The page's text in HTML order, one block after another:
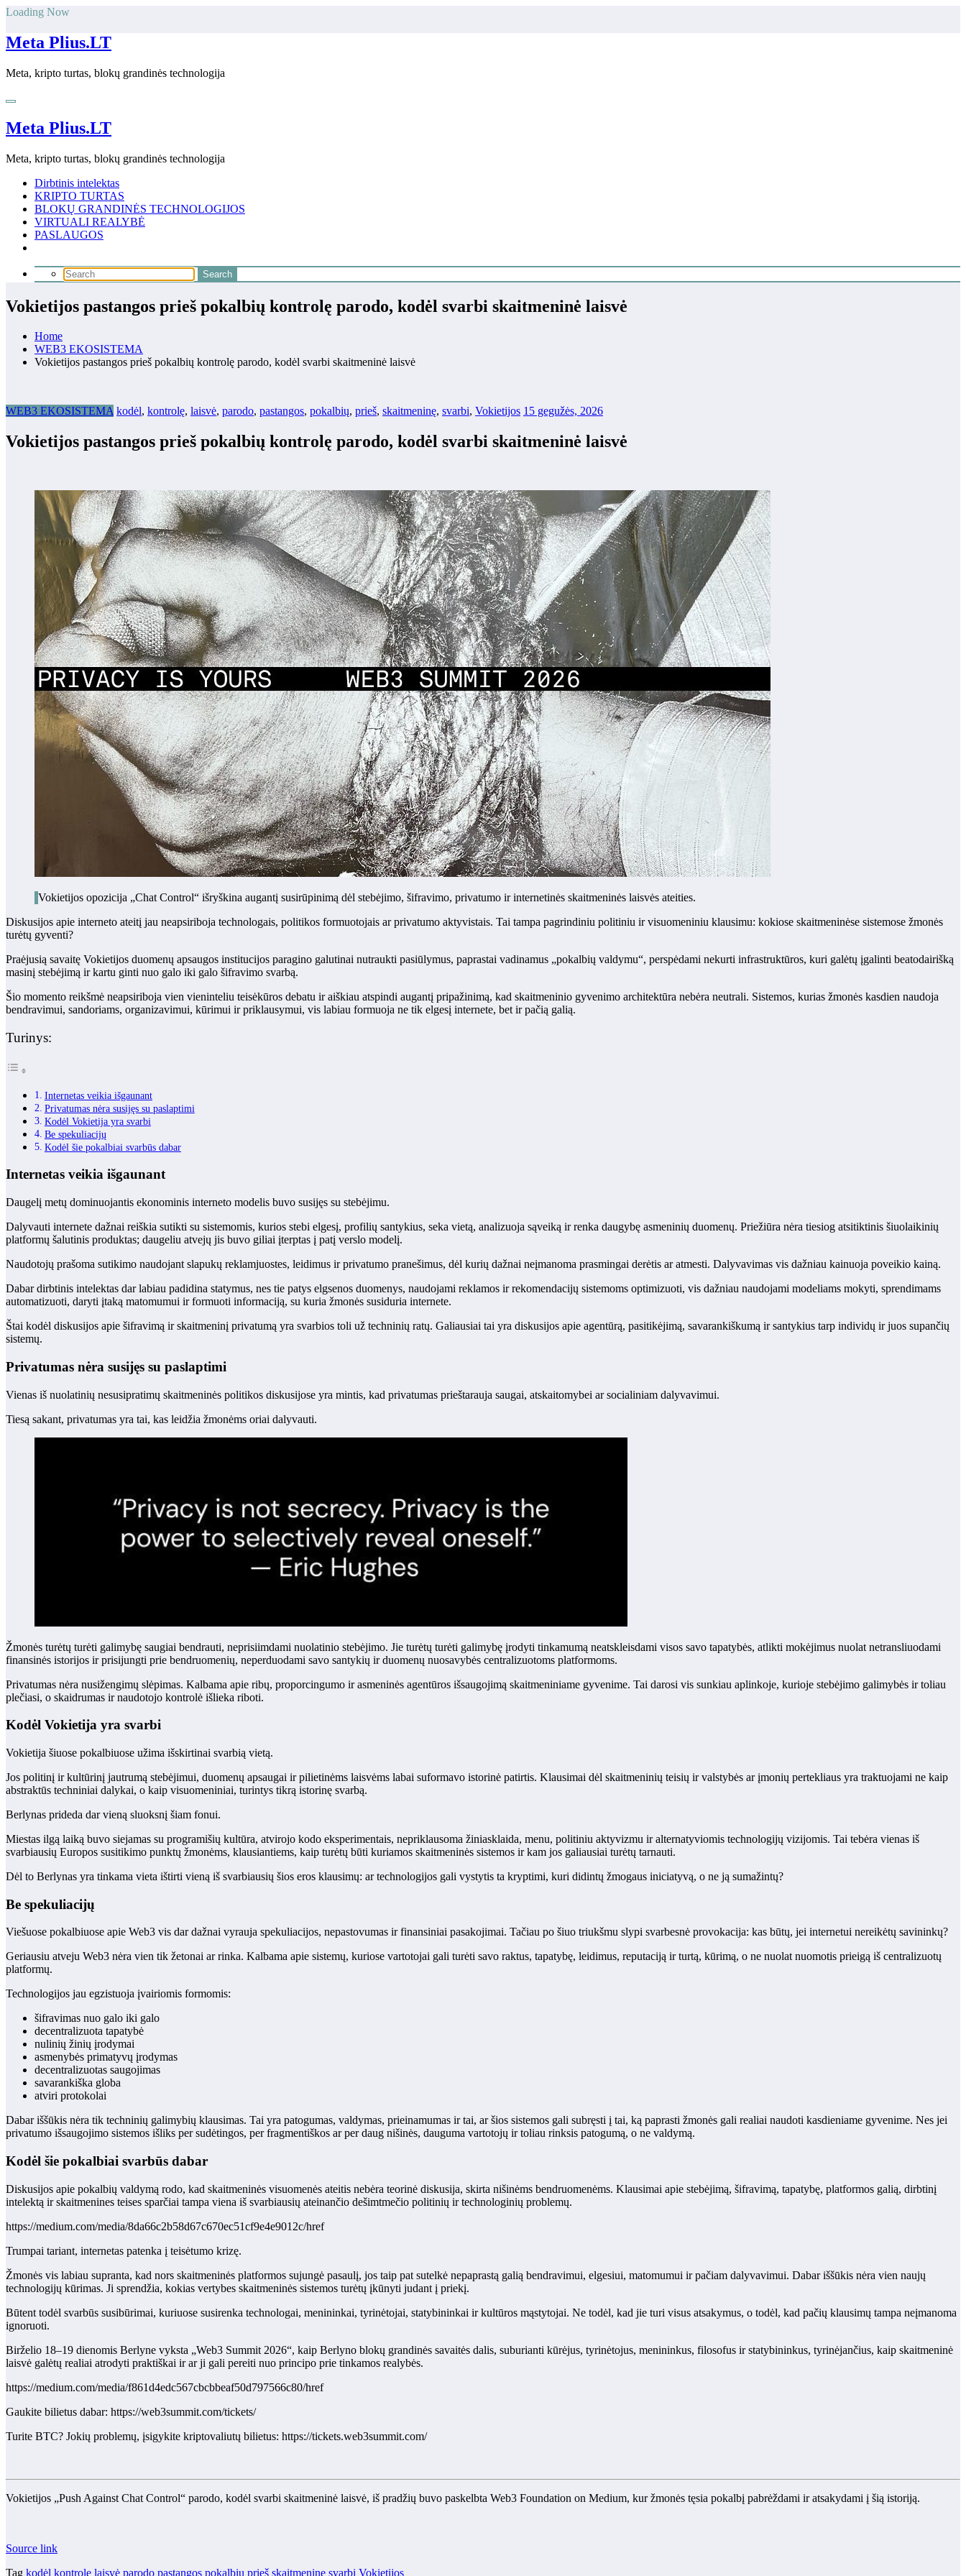
Skip
content
Loading Now
Meta Plius.LT
Meta, kripto turtas, blokų grandinės technologija
Meta Plius.LT
Meta, kripto turtas, blokų grandinės technologija
Dirbtinis intelektas
KRIPTO TURTAS
BLOKŲ GRANDINĖS TECHNOLOGIJOS
VIRTUALI REALYBĖ
PASLAUGOS
Vokietijos pastangos prieš pokalbių kontrolę parodo, kodėl svarbi skaitmeninė laisvė
Home
WEB3 EKOSISTEMA
Vokietijos pastangos prieš pokalbių kontrolę parodo, kodėl svarbi skaitmeninė laisvė
WEB3 EKOSISTEMA kodėl, kontrolę, laisvė, parodo, pastangos, pokalbių, prieš, skaitmeninę, svarbi, Vokietijos 15 gegužės, 2026
Vokietijos pastangos prieš pokalbių kontrolę parodo, kodėl svarbi skaitmeninė laisvė
Vokietijos opozicija „Chat Control“ išryškina augantį susirūpinimą dėl stebėjimo, šifravimo, privatumo ir internetinės skaitmeninės laisvės ateities.
Diskusijos apie interneto ateitį jau neapsiriboja technologais, politikos formuotojais ar privatumo aktyvistais. Tai tampa pagrindiniu politiniu ir visuomeniniu klausimu: kokiose skaitmeninėse sistemose žmonės
turėtų gyventi?
Praėjusią savaitę Vokietijos duomenų apsaugos institucijos paragino galutinai nutraukti pasiūlymus, paprastai vadinamus „pokalbių valdymu“, perspėdami nekurti infrastruktūros, kuri galėtų įgalinti beatodairišką
masinį stebėjimą ir kartu ginti nuo galo iki galo šifravimo svarbą.
Šio momento reikšmė neapsiriboja vien vieninteliu teisėkūros debatu ir aiškiau atspindi augantį pripažinimą, kad skaitmeninio gyvenimo architektūra nebėra neutrali. Sistemos, kurias žmonės kasdien naudoja
bendravimui, sandoriams, organizavimui, kūrimui ir priklausymui, vis labiau formuoja ne tik elgesį internete, bet ir pačią galią.
Turinys:
Internetas veikia išgaunant
Privatumas nėra susijęs su paslaptimi
Kodėl Vokietija yra svarbi
Be spekuliacijų
Kodėl šie pokalbiai svarbūs dabar
Internetas veikia išgaunant
Daugelį metų dominuojantis ekonominis interneto modelis buvo susijęs su stebėjimu.
Dalyvauti internete dažnai reiškia sutikti su sistemomis, kurios stebi elgesį, profilių santykius, seka vietą, analizuoja sąveiką ir renka daugybę asmeninių duomenų. Priežiūra nėra tiesiog atsitiktinis šiuolaikinių
platformų šalutinis produktas; daugeliu atvejų jis buvo giliai įterptas į patį verslo modelį.
Naudotojų prašoma sutikimo naudojant slapukų reklamjuostes, leidimus ir privatumo pranešimus, dėl kurių dažnai neįmanoma prasmingai derėtis ar atmesti. Dalyvavimas vis dažniau kainuoja poveikio kainą.
Dabar dirbtinis intelektas dar labiau padidina statymus, nes tie patys elgsenos duomenys, naudojami reklamos ir rekomendacijų sistemoms optimizuoti, vis dažniau naudojami modeliams mokyti, sprendimams
automatizuoti, daryti įtaką matomumui ir formuoti informaciją, su kuria žmonės susiduria internete.
Štai kodėl diskusijos apie šifravimą ir skaitmeninį privatumą yra svarbios toli už techninių ratų. Galiausiai tai yra diskusijos apie agentūrą, pasitikėjimą, savarankiškumą ir santykius tarp individų ir juos supančių
sistemų.
Privatumas nėra susijęs su paslaptimi
Vienas iš nuolatinių nesusipratimų skaitmeninės politikos diskusijose yra mintis, kad privatumas prieštarauja saugai, atskaitomybei ar socialiniam dalyvavimui.
Tiesą sakant, privatumas yra tai, kas leidžia žmonėms oriai dalyvauti.
Žmonės turėtų turėti galimybę saugiai bendrauti, neprisiimdami nuolatinio stebėjimo. Jie turėtų turėti galimybę įrodyti tinkamumą neatskleisdami visos savo tapatybės, atlikti mokėjimus nuolat netransliuodami
finansinės istorijos ir prisijungti prie bendruomenių, neperduodami savo santykių ir duomenų nuosavybės centralizuotoms platformoms.
Privatumas nėra nusižengimų slėpimas. Kalbama apie ribų, proporcingumo ir asmeninės agentūros išsaugojimą skaitmeniniame gyvenime. Tai darosi vis sunkiau aplinkoje, kurioje stebėjimo galimybės ir toliau
plečiasi, o skaidrumas ir naudotojo kontrolė išlieka riboti.
Kodėl Vokietija yra svarbi
Vokietija šiuose pokalbiuose užima išskirtinai svarbią vietą.
Jos politinį ir kultūrinį jautrumą stebėjimui, duomenų apsaugai ir pilietinėms laisvėms labai suformavo istorinė patirtis. Klausimai dėl skaitmeninių teisių ir valstybės ar įmonių pertekliaus yra traktuojami ne kaip
abstraktūs techniniai dalykai, o kaip visuomeniniai, turintys tikrą istorinę svarbą.
Berlynas prideda dar vieną sluoksnį šiam fonui.
Miestas ilgą laiką buvo siejamas su programišių kultūra, atvirojo kodo eksperimentais, nepriklausoma žiniasklaida, menu, politiniu aktyvizmu ir alternatyviomis technologijų vizijomis. Tai tebėra vienas iš
svarbiausių Europos susitikimo punktų žmonėms, klausiantiems, kaip turėtų būti kuriamos skaitmeninės sistemos ir kam jos galiausiai turėtų tarnauti.
Dėl to Berlynas yra tinkama vieta ištirti vieną iš svarbiausių šios eros klausimų: ar technologijos gali vystytis ta kryptimi, kuri didintų žmogaus iniciatyvą, o ne ją sumažintų?
Be spekuliacijų
Viešuose pokalbiuose apie Web3 vis dar dažnai vyrauja spekuliacijos, nepastovumas ir finansiniai pasakojimai. Tačiau po šiuo triukšmu slypi svarbesnė provokacija: kas būtų, jei internetui nereikėtų savininkų?
Geriausiu atveju Web3 nėra vien tik žetonai ar rinka. Kalbama apie sistemų, kuriose vartotojai gali turėti savo raktus, tapatybę, leidimus, reputaciją ir turtą, kūrimą, o ne nuolat nuomotis prieigą iš centralizuotų
platformų.
Technologijos jau egzistuoja įvairiomis formomis:
šifravimas nuo galo iki galo
decentralizuota tapatybė
nulinių žinių įrodymai
asmenybės primatyvų įrodymas
decentralizuotas saugojimas
savarankiška globa
atviri protokolai
Dabar iššūkis nėra tik techninių galimybių klausimas. Tai yra patogumas, valdymas, prieinamumas ir tai, ar šios sistemos gali subręsti į tai, ką paprasti žmonės gali realiai naudoti kasdieniame gyvenime. Nes jei
privatumo išsaugojimo sistemos išliks per sudėtingos, per fragmentiškos ar per daug nišinės, dauguma vartotojų ir toliau rinksis patogumą, o ne valdymą.
Kodėl šie pokalbiai svarbūs dabar
Diskusijos apie pokalbių valdymą rodo, kad skaitmeninės visuomenės ateitis nebėra teorinė diskusija, skirta nišinėms bendruomenėms. Klausimai apie stebėjimą, šifravimą, tapatybę, platformos galią, dirbtinį
intelektą ir skaitmenines teises sparčiai tampa viena iš svarbiausių ateinančio dešimtmečio politinių ir technologinių problemų.
https://medium.com/media/8da66c2b58d67c670ec51cf9e4e9012c/href
Trumpai tariant, internetas patenka į teisėtumo krizę.
Žmonės vis labiau supranta, kad nors skaitmeninės platformos sujungė pasaulį, jos taip pat sutelkė nepaprastą galią bendravimui, elgesiui, matomumui ir pačiam dalyvavimui. Dabar iššūkis nėra vien naujų
technologijų kūrimas. Ji sprendžia, kokias vertybes skaitmeninės sistemos turėtų įkūnyti judant į priekį.
Būtent todėl svarbūs susibūrimai, kuriuose susirenka technologai, menininkai, tyrinėtojai, statybininkai ir kultūros mąstytojai. Ne todėl, kad jie turi visus atsakymus, o todėl, kad pačių klausimų tampa neįmanoma
ignoruoti.
Birželio 18–19 dienomis Berlyne vyksta „Web3 Summit 2026“, kaip Berlyno blokų grandinės savaitės dalis, suburianti kūrėjus, tyrinėtojus, menininkus, filosofus ir statybininkus, tyrinėjančius, kaip skaitmeninė
laisvė galėtų realiai atrodyti praktiškai ir ar ji gali pereiti nuo principo prie tinkamos realybės.
https://medium.com/media/f861d4edc567cbcbbeaf50d797566c80/href
Gaukite bilietus dabar: https://web3summit.com/tickets/
Turite BTC? Jokių problemų, įsigykite kriptovaliutų bilietus: https://tickets.web3summit.com/
Vokietijos „Push Against Chat Control“ parodo, kodėl svarbi skaitmeninė laisvė, iš pradžių buvo paskelbta Web3 Foundation on Medium, kur žmonės tęsia pokalbį pabrėždami ir atsakydami į šią istoriją.
Source link
Tag kodėl kontrolę laisvė parodo pastangos pokalbių prieš skaitmeninę svarbi Vokietijos